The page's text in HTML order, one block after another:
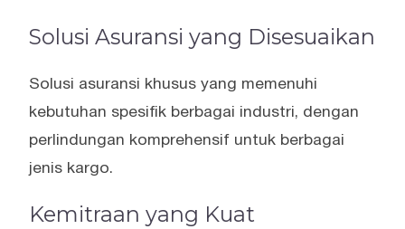
Solusi Asuransi yang Disesuaikan
Solusi asuransi khusus yang memenuhi
kebutuhan spesifik berbagai industri, dengan
perlindungan komprehensif untuk berbagai
jenis kargo.
Kemitraan yang Kuat